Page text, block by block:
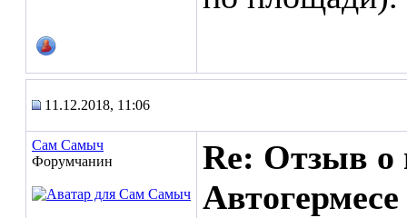
11.12.2018, 11:06
Сам Самыч
Форумчанин
Re: Отзыв о